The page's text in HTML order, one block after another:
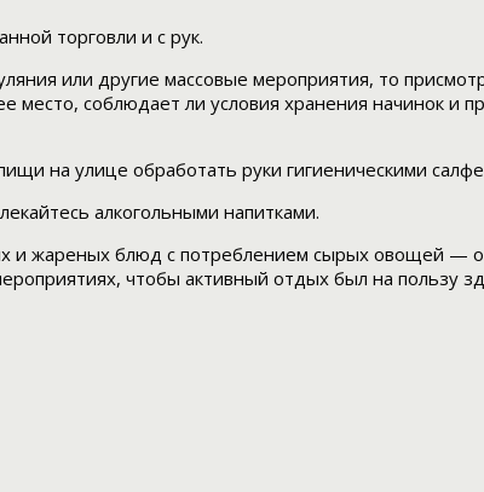
торговли и с рук.
или другие массовые мероприятия, то
соблюдает ли условия хранения начинок и
на улице обработать руки гигиеническими
алкогольными напитками.
и жареных блюд с потреблением сырых овощей —
чтобы активный отдых был на пользу